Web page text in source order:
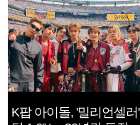
K팝 아이돌, '밀리언셀러'